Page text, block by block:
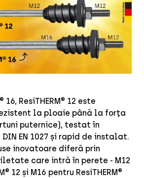
16, ResiTHERM® 12 este
la ploaie până la forța
puternice), testat în
EN 1027 și rapid de instalat.
inovatoare diferă prin
care intră în perete - M12
12 și M16 pentru ResiTHERM®